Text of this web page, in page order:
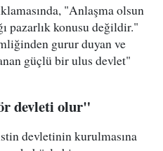
"Anlaşma olsun
pazarlık konusu değildir."
gurur duyan ve
güçlü bir ulus devlet"
devleti olur"
devletinin kurulmasına